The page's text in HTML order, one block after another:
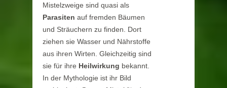
Mistelzweige sind quasi als
Parasiten auf fremden Bäumen
und Sträuchern zu finden. Dort
ziehen sie Wasser und Nährstoffe
aus ihren Wirten. Gleichzeitig sind
sie für ihre Heilwirkung bekannt.
In der Mythologie ist ihr Bild